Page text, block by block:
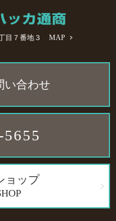
目７番地３ MAP
い合わせ
ョップ